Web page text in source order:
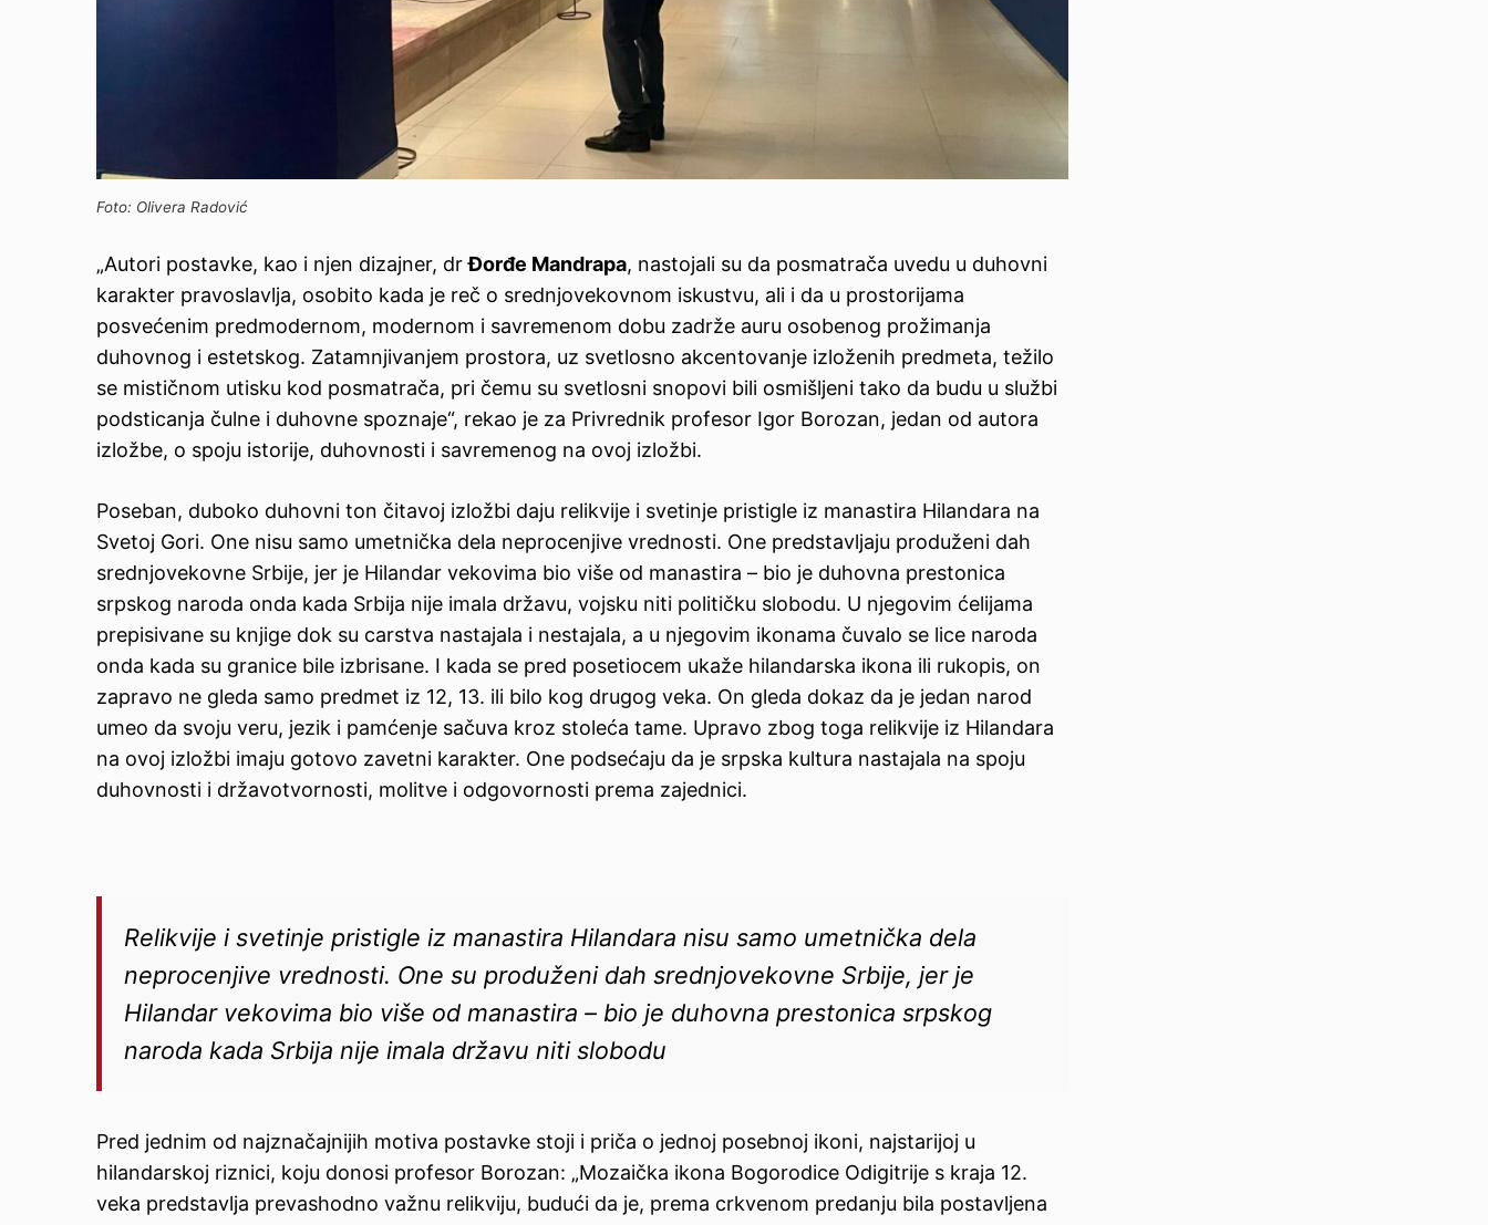
Foto: Olivera Radović
„Autori postavke, kao i njen dizajner, drĐorđe Mandrapa, nastojali su da posmatrača uvedu u duhovni
karakter pravoslavlja, osobito kada je reč o srednjovekovnom iskustvu, ali i da u prostorijama
posvećenim predmodernom, modernom i savremenom dobu zadrže auru osobenog prožimanja
duhovnog i estetskog. Zatamnjivanjem prostora, uz svetlosno akcentovanje izloženih predmeta, težilo
se mističnom utisku kod posmatrača, pri čemu su svetlosni snopovi bili osmišljeni tako da budu u službi
podsticanja čulne i duhovne spoznaje“, rekao je za Privrednik profesor Igor Borozan, jedan od autora
izložbe, o spoju istorije, duhovnosti i savremenog na ovoj izložbi.
Poseban, duboko duhovni ton čitavoj izložbi daju relikvije i svetinje pristigle iz manastira Hilandara na
Svetoj Gori. One nisu samo umetnička dela neprocenjive vrednosti. One predstavljaju produženi dah
srednjovekovne Srbije, jer je Hilandar vekovima bio više od manastira – bio je duhovna prestonica
srpskog naroda onda kada Srbija nije imala državu, vojsku niti političku slobodu. U njegovim ćelijama
prepisivane su knjige dok su carstva nastajala i nestajala, a u njegovim ikonama čuvalo se lice naroda
onda kada su granice bile izbrisane. I kada se pred posetiocem ukaže hilandarska ikona ili rukopis, on
zapravo ne gleda samo predmet iz 12, 13. ili bilo kog drugog veka. On gleda dokaz da je jedan narod
umeo da svoju veru, jezik i pamćenje sačuva kroz stoleća tame. Upravo zbog toga relikvije iz Hilandara
na ovoj izložbi imaju gotovo zavetni karakter. One podsećaju da je srpska kultura nastajala na spoju
duhovnosti i državotvornosti, molitve i odgovornosti prema zajednici.
Relikvije i svetinje pristigle iz manastira Hilandara nisu samo umetnička dela
neprocenjive vrednosti. One su produženi dah srednjovekovne Srbije, jer je
Hilandar vekovima bio više od manastira – bio je duhovna prestonica srpskog
naroda kada Srbija nije imala državu niti slobodu
Pred jednim od najznačajnijih motiva postavke stoji i priča o jednoj posebnoj ikoni, najstarijoj u
hilandarskoj riznici, koju donosi profesor Borozan: „Mozaička ikona Bogorodice Odigitrije s kraja 12.
veka predstavlja prevashodno važnu relikviju, budući da je, prema crkvenom predanju bila postavljena